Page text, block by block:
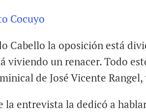
a
s
p
Cocuyo
Cabello la oposición está
viviendo un renacer. Todo
de José Vicente
la entrevista la dedicó a